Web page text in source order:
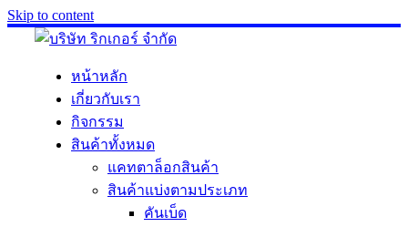
Skip to content
หน้าหลัก
เกี่ยวกับเรา
กิจกรรม
สินค้าทั้งหมด
แคทตาล็อกสินค้า
สินค้าแบ่งตามประเภท
คันเบ็ด